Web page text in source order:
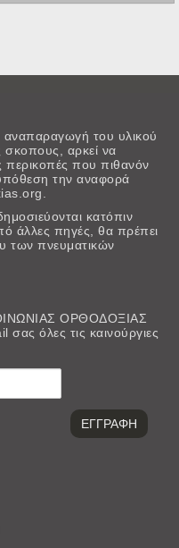
αναπαραγωγή του υλικού
σκοπους, αρκεί να
περικοπές που πιθανόν
την αναφορά
κατόπιν
άλλες πηγές, θα πρέπει
των πνευματικών
ΟΡΘΟΔΟΞΙΑΣ
όλες τις καινούργιες